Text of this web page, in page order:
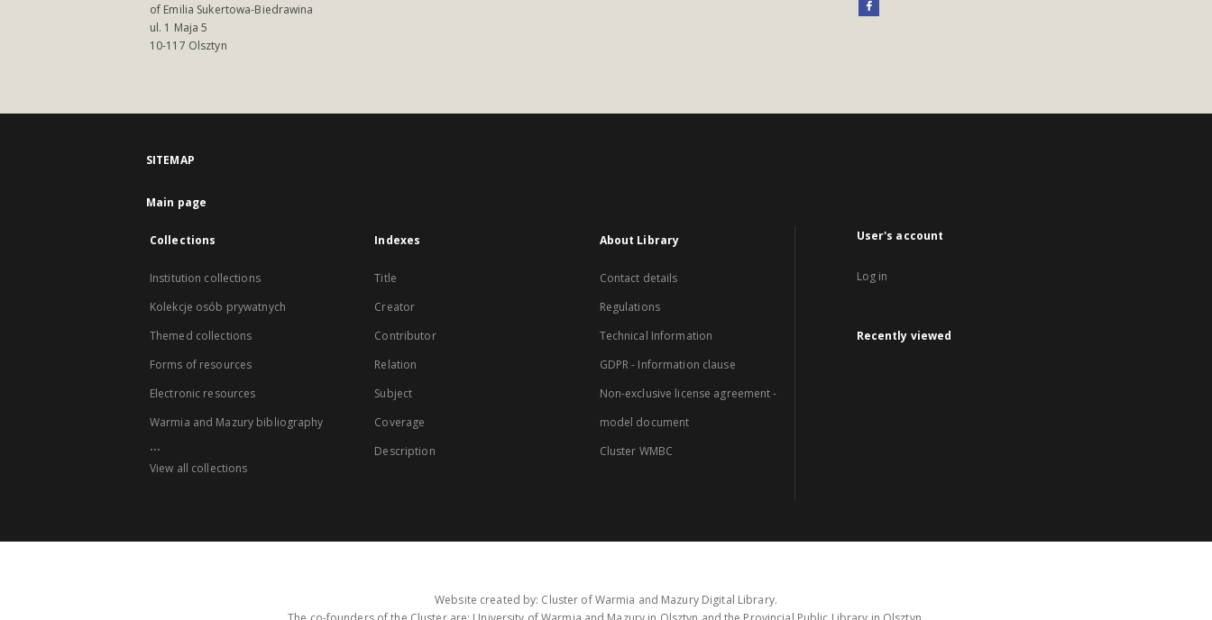
of Emilia Sukertowa-Biedrawina
ul. 1 Maja 5
10-117 Olsztyn
SITEMAP
Main page
Collections
Institution collections
Kolekcje osób prywatnych
Themed collections
Forms of resources
Electronic resources
Warmia and Mazury bibliography
...
View all collections
Indexes
Title
Creator
Contributor
Relation
Subject
Coverage
Description
About Library
Contact details
Regulations
Technical Information
GDPR - Information clause
Non-exclusive license agreement -
model document
Cluster WMBC
User's account
Log in
Recently viewed
Website created by: Cluster of Warmia and Mazury Digital Library.